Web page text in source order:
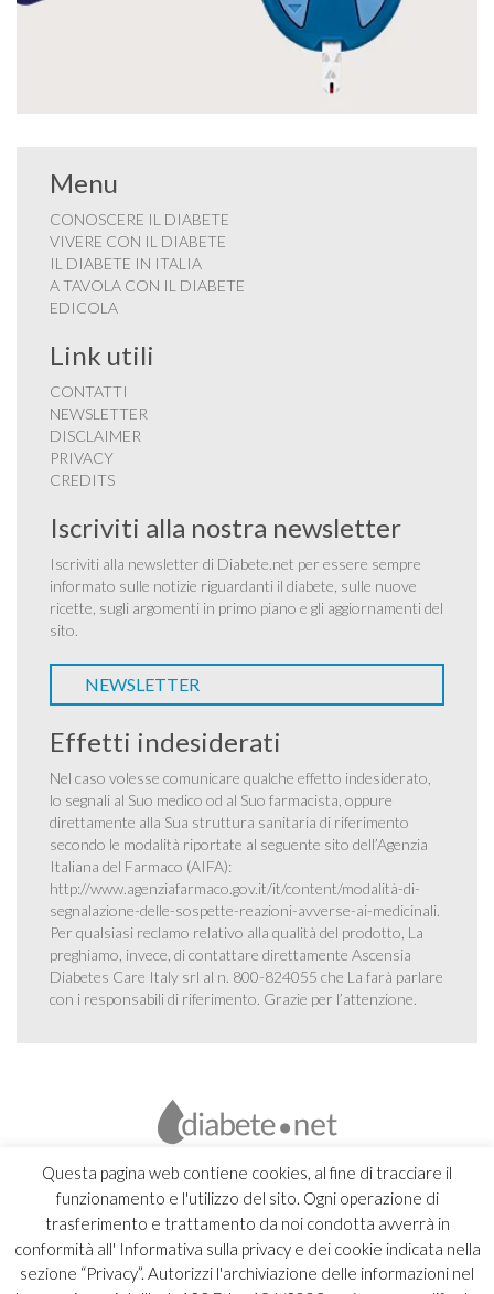
Questa pagina web contiene cookies, al fine di tracciare il
funzionamento e l'utilizzo del sito. Ogni operazione di
trasferimento e trattamento da noi condotta avverrà in
conformità all' Informativa sulla privacy e dei cookie indicata nella
sezione “Privacy”. Autorizzi l'archiviazione delle informazioni nel
Menu
CONOSCERE IL DIABETE
VIVERE CON IL DIABETE
IL DIABETE IN ITALIA
A TAVOLA CON IL DIABETE
EDICOLA
Link utili
CONTATTI
NEWSLETTER
DISCLAIMER
PRIVACY
CREDITS
Iscriviti alla nostra newsletter
Iscriviti alla newsletter di Diabete.net per essere sempre
informato sulle notizie riguardanti il diabete, sulle nuove
ricette, sugli argomenti in primo piano e gli aggiornamenti del
sito.
NEWSLETTER
Effetti indesiderati
Nel caso volesse comunicare qualche effetto indesiderato,
lo segnali al Suo medico od al Suo farmacista, oppure
direttamente alla Sua struttura sanitaria di riferimento
secondo le modalità riportate al seguente sito dell’Agenzia
Italiana del Farmaco (AIFA):
http://www.agenziafarmaco.gov.it/it/content/modalità-di-
segnalazione-delle-sospette-reazioni-avverse-ai-medicinali.
Per qualsiasi reclamo relativo alla qualità del prodotto, La
preghiamo, invece, di contattare direttamente Ascensia
Diabetes Care Italy srl al n. 800-824055 che La farà parlare
con i responsabili di riferimento. Grazie per l’attenzione.